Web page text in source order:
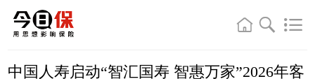
中国人寿启动“智汇国寿 智惠万家”2026年客